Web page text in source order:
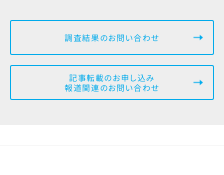
調査結果のお問い合わせ
記事転載のお申し込み
報道関連のお問い合わせ